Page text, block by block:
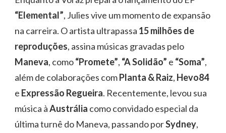
“Elemental”, Julies vive um momento de expansão
na carreira. O artista ultrapassa 15 milhões de
reproduções, assina músicas gravadas pelo
Maneva, como“Promete”, “A Solidão” e “Soma”,
além de colaborações comPlanta & Raiz, Hevo84
e Expressão Regueira. Recentemente, levou sua
música àAustrália como convidado especial da
última turnê do Maneva, passando porSydney,